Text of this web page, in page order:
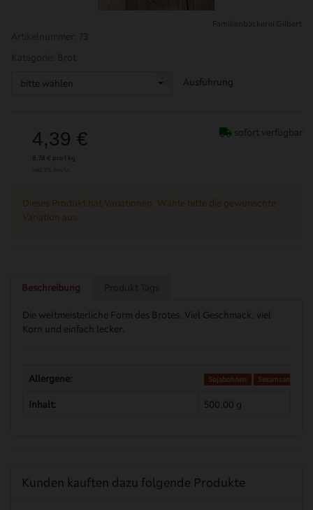
Familienbäckerei Gilbert
Brot
bitte wählen Ausführung
4,39 €
8,78 € pro 1 kg
sofort verfügbar
Dieses Produkt hat Variationen. Wähle bitte die gewünschte
Variation aus.
Beschreibung
Die weltmeisterliche Form des Brotes. Viel Geschmack, viel
Korn und einfach lecker.
Allergene: Sojabohnen Sesamsamen
Inhalt: 500,00 g
Kunden kauften dazu folgende Produkte